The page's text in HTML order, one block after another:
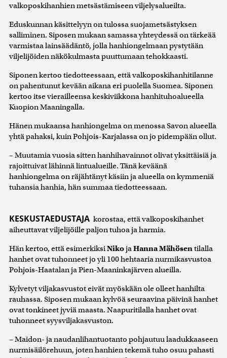
valkoposkihanhien metsästämiseen viljelysalueilta.
Eduskunnan käsittelyyn on tulossa suojametsästyksen
salliminen. Siposen mukaan samassa yhteydessä on tärkeää
varmistaa lainsäädäntö, jolla hanhiongelmaan pystytään
viljelijöiden näkökulmasta puuttumaan tehokkaasti.
Siponen kertoo tiedotteessaan, että valkoposkihanhitilanne
on pahentunut kevään aikana eri puolella Suomea. Siponen
kertoo itse vierailleensa keskiviikkona hanhituhoalueella
Kuopion Maaningalla.
Hänen mukaansa hanhiongelma on menossa Savon alueella
yhtä pahaksi, kuin Pohjois-Karjalassa on jo pidempään ollut.
– Muutamia vuosia sitten hanhihavainnot olivat yksittäisiä ja
rajoittuivat lähinnä lintualueille. Tänä keväänä
hanhiongelma on räjähtänyt käsiin ja alueella on kymmeniä
tuhansia hanhia, hän summaa tiedotteessaan.
KESKUSTAEDUSTAJA korostaa, että valkoposkihanhet
aiheuttavat viljelijöille paljon tuhoa ja harmia.
Hän kertoo, että esimerkiksiNikojaHanna Mähösentilalla
hanhet ovat tuhonneet jo yli 100 hehtaaria nurmikasvustoa
Pohjois-Haatalan ja Pien-Maaninkajärven alueilla.
Kylvetyt viljakasvustot eivät myöskään ole olleet hanhilta
rauhassa. Siposen mukaan kylvöä seuraavina päivinä hanhet
ovat tonkineet jyviä maasta. Naapuritilalla hanhet ovat
tuhonneet syysviljakasvuston.
– Maidon- ja naudanlihantuotanto pohjautuu laadukkaaseen
nurmisäilörehuun, joten hanhien tekemä tuho osuu pahasti